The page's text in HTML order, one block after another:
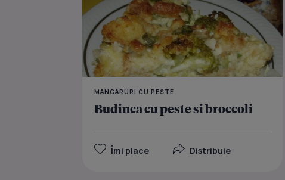
MANCARURI CU PESTE
Budinca cu peste si broccoli
Îmi place Distribuie